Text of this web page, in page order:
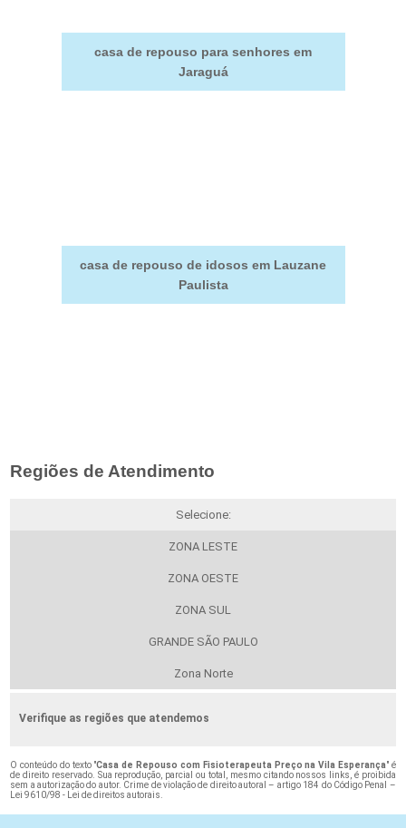
casa de repouso para senhores em
Jaraguá
casa de repouso de idosos em Lauzane
Paulista
Regiões de Atendimento
Selecione:
ZONA LESTE
ZONA OESTE
ZONA SUL
GRANDE SÃO PAULO
Zona Norte
Verifique as regiões que atendemos
O conteúdo do texto "Casa de Repouso com Fisioterapeuta Preço na Vila Esperança" é
de direito reservado. Sua reprodução, parcial ou total, mesmo citando nossos links, é proibida
sem a autorização do autor. Crime de violação de direito autoral – artigo 184 do Código Penal –
Lei 9610/98 - Lei de direitos autorais